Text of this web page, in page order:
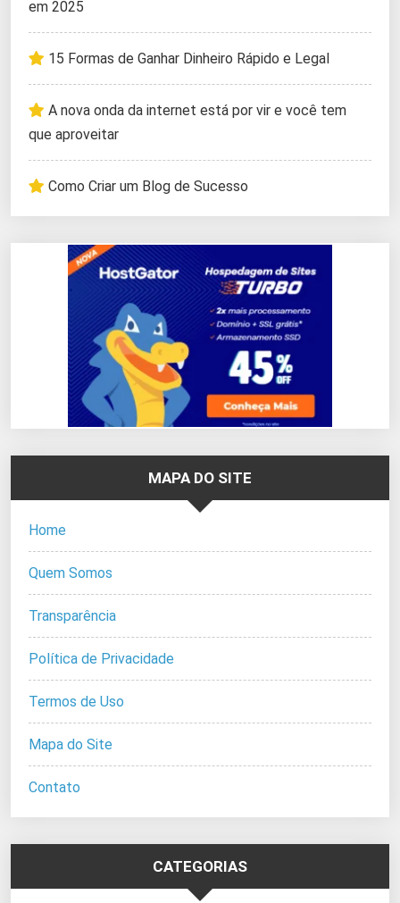
em 2025
15 Formas de Ganhar Dinheiro Rápido e Legal
A nova onda da internet está por vir e você tem
que aproveitar
Como Criar um Blog de Sucesso
MAPA DO SITE
Home
Quem Somos
Transparência
Política de Privacidade
Termos de Uso
Mapa do Site
Contato
CATEGORIAS